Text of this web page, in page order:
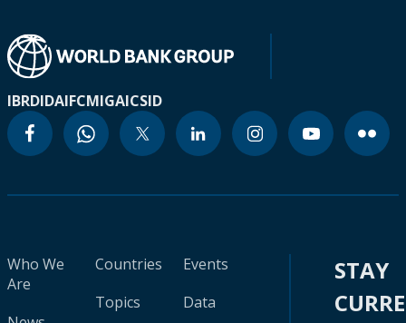
IBRDIDAIFCMIGAICSID
Who We
Are
Countries
Topics
Events
Data
STAY